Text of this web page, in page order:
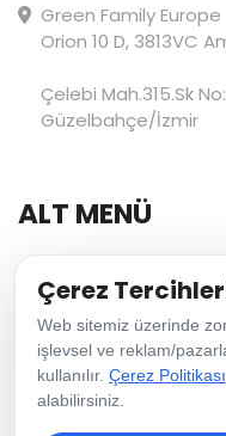
Green Family Europe
Orion 10 D, 3813VC
Çelebi Mah.315.Sk
Güzelbahçe/İzmir
ALT MENÜ
Hakkımızda
Vizyon & Misyon
Blog
İletişim
Çerez
Web sitemiz üzerinde
işlevsel ve reklam/
kullanılır. Çerez Politikası
alabilirsiniz.